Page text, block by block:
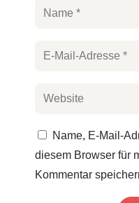
Name, E-Mail-
diesem Browser für
Kommentar